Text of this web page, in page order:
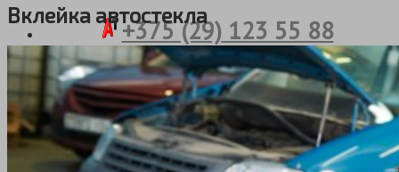
+375 (29) 123 55 88
записаться
Вклейка автостекла